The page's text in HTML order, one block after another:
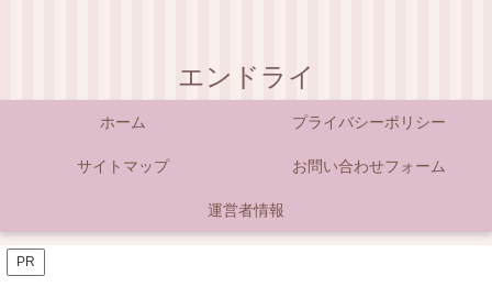
エンドライ
ホーム プライバシーポリシー
サイトマップ お問い合わせフォーム
運営者情報
PR